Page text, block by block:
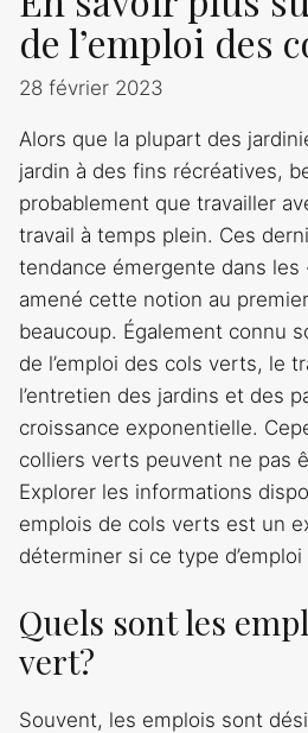
de l’emploi des
28 février 2023
Alors que la plupart des
jardin à des fins récréatives,
probablement que travailler
travail à temps plein. Ces
tendance émergente dans les
amené cette notion au
beaucoup. Également connu
de l’emploi des cols verts, le
l’entretien des jardins et des
croissance exponentielle.
colliers verts peuvent ne pas
Explorer les informations
emplois de cols verts est un
déterminer si ce type
Quels sont les
vert?
Souvent, les emplois sont